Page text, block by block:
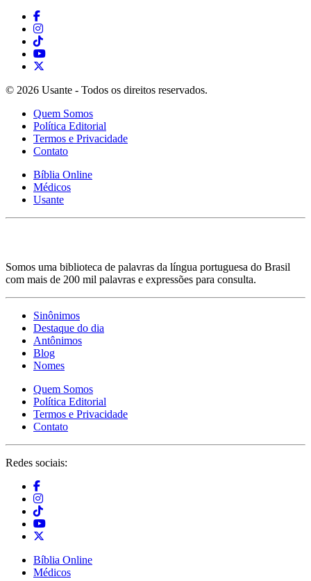
© 2026 Usante - Todos os direitos reservados.
Quem Somos
Política Editorial
Termos e Privacidade
Contato
Bíblia Online
Médicos
Usante
Somos uma biblioteca de palavras da língua portuguesa do Brasil
com mais de 200 mil palavras e expressões para consulta.
Sinônimos
Destaque do dia
Antônimos
Blog
Nomes
Quem Somos
Política Editorial
Termos e Privacidade
Contato
Redes sociais:
Bíblia Online
Médicos